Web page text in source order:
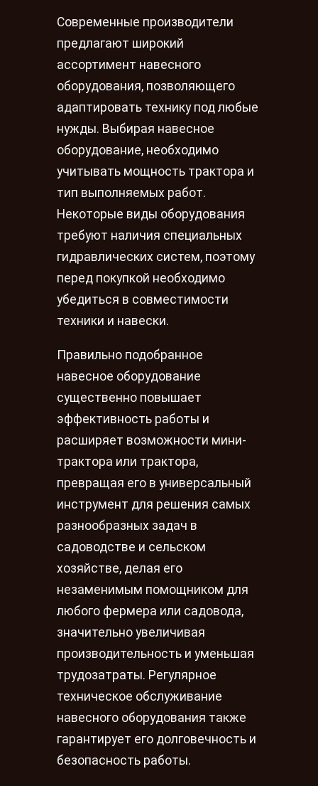
Современные производители
предлагают широкий
ассортимент навесного
оборудования, позволяющего
адаптировать технику под любые
нужды. Выбирая навесное
оборудование, необходимо
учитывать мощность трактора и
тип выполняемых работ.
Некоторые виды оборудования
требуют наличия специальных
гидравлических систем, поэтому
перед покупкой необходимо
убедиться в совместимости
техники и навески.
Правильно подобранное
навесное оборудование
существенно повышает
эффективность работы и
расширяет возможности мини-
трактора или трактора,
превращая его в универсальный
инструмент для решения самых
разнообразных задач в
садоводстве и сельском
хозяйстве, делая его
незаменимым помощником для
любого фермера или садовода,
значительно увеличивая
производительность и уменьшая
трудозатраты. Регулярное
техническое обслуживание
навесного оборудования также
гарантирует его долговечность и
безопасность работы.